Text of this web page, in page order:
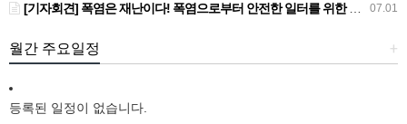
07.01
[기자회견] 폭염은 재난이다! 폭염으로부터 안전한 일터를 위한 민주노총 강원지역본부 폭염감시단 선포 기자회견
+
월간 주요일정
등록된 일정이 없습니다.